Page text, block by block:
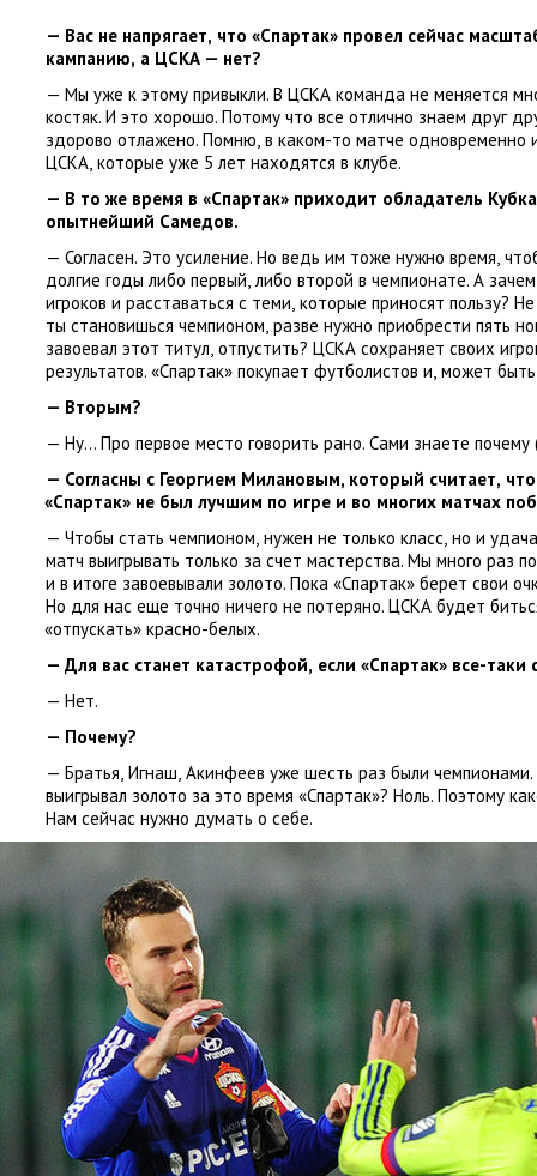
— Вас не напрягает, что «Спартак» провел сейчас
кампанию, а ЦСКА — нет?
— Мы уже к этому привыкли. В ЦСКА команда не меняется
костяк. И это хорошо. Потому что все отлично знаем друг
здорово отлажено. Помню, в каком-то матче одновременно
ЦСКА, которые уже 5 лет находятся в клубе.
— В то же время в «Спартак» приходит обладатель
опытнейший Самедов.
— Согласен. Это усиление. Но ведь им тоже нужно время,
долгие годы либо первый, либо второй в чемпионате. А
игроков и расставаться с теми, которые приносят пользу?
ты становишься чемпионом, разве нужно приобрести пять
завоевал этот титул, отпустить? ЦСКА сохраняет своих
результатов. «Спартак» покупает футболистов и, может быть
— Вторым?
— Ну… Про первое место говорить рано. Сами знаете почему
— Согласны с Георгием Милановым, который считает,
«Спартак» не был лучшим по игре и во многих матчах
— Чтобы стать чемпионом, нужен не только класс, но и
матч выигрывать только за счет мастерства. Мы много раз
и в итоге завоевывали золото. Пока «Спартак» берет свои
Но для нас еще точно ничего не потеряно. ЦСКА будет
«отпускать» красно-белых.
— Для вас станет катастрофой, если «Спартак» все-таки
— Нет.
— Почему?
— Братья, Игнаш, Акинфеев уже шесть раз были
выигрывал золото за это время «Спартак»? Ноль. Поэтому
Нам сейчас нужно думать о себе.